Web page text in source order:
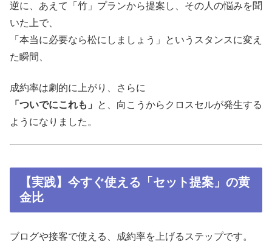
逆に、あえて「竹」プランから提案し、その人の悩みを聞
いた上で、
「本当に必要なら松にしましょう」というスタンスに変え
た瞬間、
成約率は劇的に上がり、さらに
「ついでにこれも」
と、向こうからクロスセルが発生する
ようになりました。
【実践】今すぐ使える「セット提案」の黄
金比
ブログや接客で使える、成約率を上げるステップです。